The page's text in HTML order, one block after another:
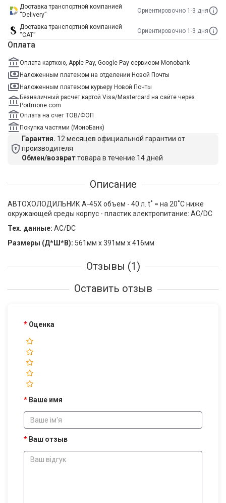
Доставка транспортной компанией
“Delivery”
Ориентировочно 1-3 дня
Доставка транспортной компанией
“САТ”
Ориентировочно 1-3 дня
Оплата
Оплата карткою, Apple Pay, Google Pay сервисом Monobank
Наложенным платежом на отделении Новой Почты
Наложенным платежом курьеру Новой Почты
Безналичный расчет картой Visa/Mastercard на сайте через
Portmone.com
Оплата на счет ТОВ/ФОП
Покупка частями (МоноБанк)
Гарантия. 12 месяцев официальной гарантии от
производителя
Обмен/возвраттовара в течение 14 дней
Описание
АВТОХОЛОДИЛЬНИК A-45X объем - 40 л. t˚ = на 20˚C ниже
окружающей среды корпус - пластик электропитание: AC/DC
Тех. данные: AC/DC
Размеры (Д*Ш*В): 561мм x 391мм x 416мм
Отзывы (1)
Оставить отзыв
Оценка
Ваше имя
Ваш отзыв